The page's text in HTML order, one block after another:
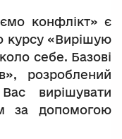
конфлікт» є
курсу «Вирішую
себе. Базові
розроблений
вирішувати
за допомогою